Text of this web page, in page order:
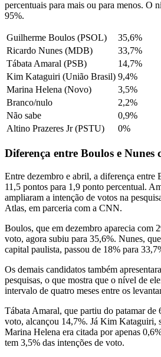
percentuais para mais ou para menos. O
95%.
Guilherme Boulos (PSOL)
35,6%
Ricardo Nunes (MDB)
33,7%
Tábata Amaral (PSB)
14,7%
Kim Kataguiri (União Brasil) 9,4%
Marina Helena (Novo)
3,5%
Branco/nulo
2,2%
Não sabe
0,9%
Altino Prazeres Jr (PSTU)
0%
Diferença entre Boulos e Nunes
Entre dezembro e abril, a diferença entre
11,5 pontos para 1,9 ponto percentual.
ampliaram a intenção de votos na
Atlas, em parceria com a CNN.
Boulos, que em dezembro aparecia com
voto, agora subiu para 35,6%. Nunes,
capital paulista, passou de 18% para
Os demais candidatos também
pesquisas, o que mostra que o nível de
intervalo de quatro meses entre os
Tábata Amaral, que partiu do patamar de
voto, alcançou 14,7%. Já Kim Kataguiri,
Marina Helena era citada por apenas
tem 3,5% das intenções de voto.